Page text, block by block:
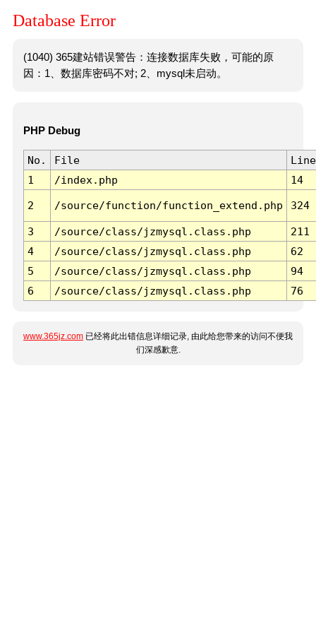
Database Error
(1040) 365建站错误警告：连接数据库失败，可能的原
因：1、数据库密码不对; 2、mysql未启动。
PHP Debug
No. File
Line
1
/index.php 14
2 /source/function/function_extend.php 324
3 /source/class/jzmysql.class.php
211
4
/source/class/jzmysql.class.php
62
5
/source/class/jzmysql.class.php
94
6
/source/class/jzmysql.class.php 76
www.365jz.com 已经将此出错信息详细记录, 由此给您带来的访问不便我
们深感歉意.